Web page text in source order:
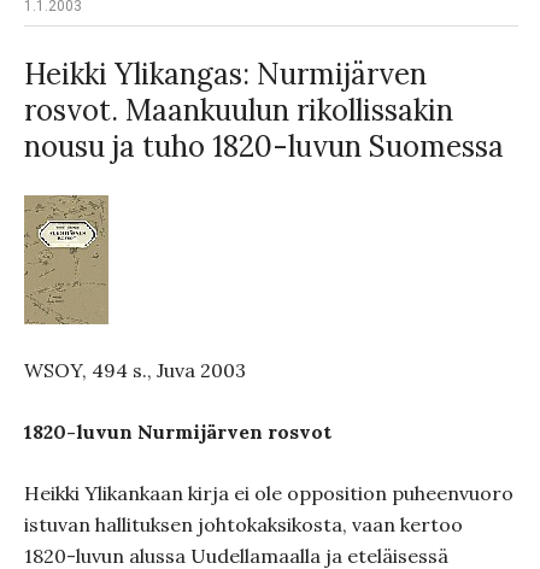
1.1.2003
Heikki Ylikangas: Nurmijärven
rosvot. Maankuulun rikollissakin
nousu ja tuho 1820-luvun Suomessa
WSOY, 494 s., Juva 2003
1820-luvun Nurmijärven rosvot
Heikki Ylikankaan kirja ei ole opposition puheenvuoro
istuvan hallituksen johtokaksikosta, vaan kertoo
1820-luvun alussa Uudellamaalla ja eteläisessä